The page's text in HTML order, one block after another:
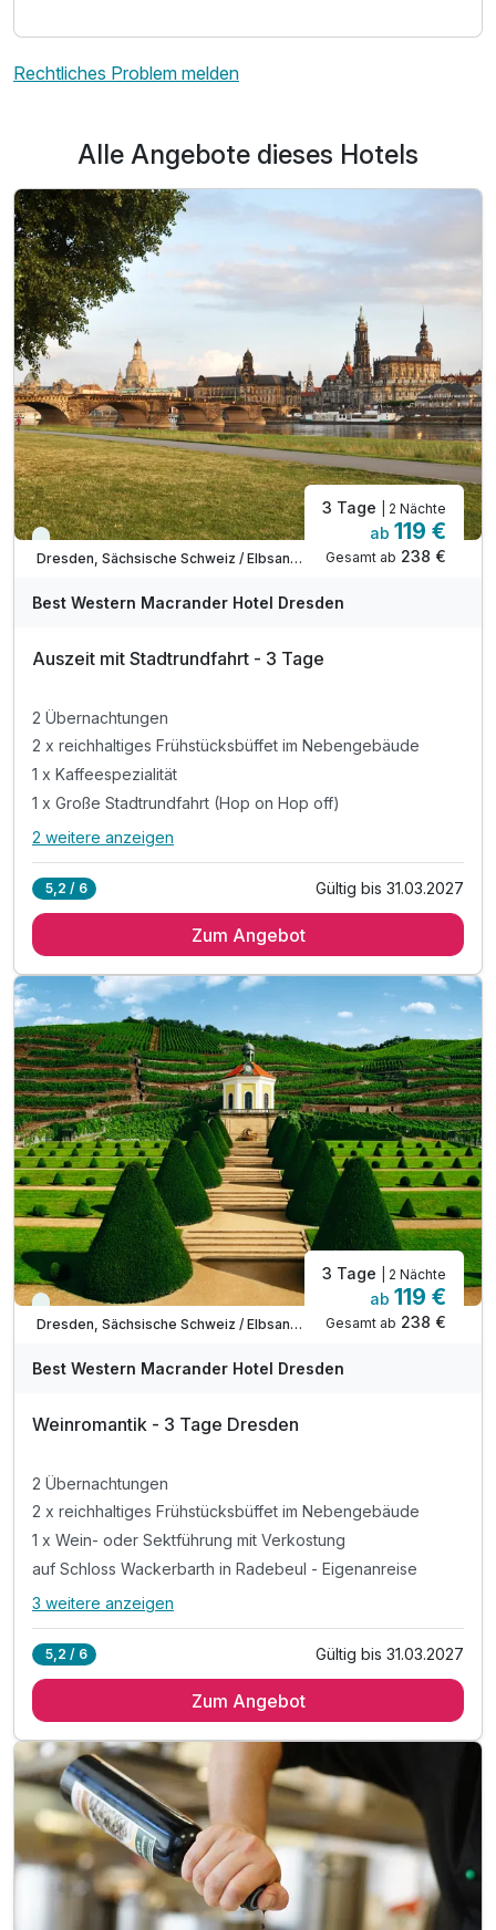
Rechtliches Problem melden
Alle Angebote dieses Hotels
Viele Termine frei
Dresden, Sächsische Schweiz / Elbsandsteingebirge
3 Tage | 2 Nächte
ab 119 €
Gesamt ab 238 €
Best Western Macrander Hotel Dresden
Auszeit mit Stadtrundfahrt - 3 Tage
2 Übernachtungen
2 x reichhaltiges Frühstücksbüffet im Nebengebäude
1 x Kaffeespezialität
1 x Große Stadtrundfahrt (Hop on Hop off)
Alle Inklusivleistungen
2 x reichhaltiges Frühstücksbüffet im Nebengebäude
1 x Große Stadtrundfahrt (Hop on Hop off)
inkl. Kaffee- und Teebar auf dem Zimmer
inkl. Wlan-Nutzung
2 weitere anzeigen
5,2 / 6 Gültig bis 31.03.2027
Zum Angebot
Viele Termine frei
Dresden, Sächsische Schweiz / Elbsandsteingebirge
3 Tage | 2 Nächte
ab 119 €
Gesamt ab 238 €
Best Western Macrander Hotel Dresden
Weinromantik - 3 Tage Dresden
2 Übernachtungen
2 x reichhaltiges Frühstücksbüffet im Nebengebäude
1 x Wein- oder Sektführung mit Verkostung
auf Schloss Wackerbarth in Radebeul - Eigenanreise
Alle Inklusivleistungen
2 x reichhaltiges Frühstücksbüffet im Nebengebäude
auf Schloss Wackerbarth in Radebeul - Eigenanreise
1 x Stadtplan zur Entdeckung von Dresden
inkl. Kaffee- und Teebar im Zimmer
inkl. W-LAN
3 weitere anzeigen
5,2 / 6 Gültig bis 31.03.2027
Zum Angebot